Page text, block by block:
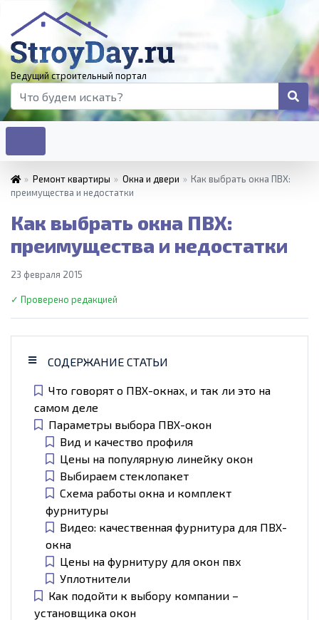
Ведущий строительный портал
» Ремонт квартиры » Окна и двери » Как выбрать окна ПВХ:
преимущества и недостатки
Как выбрать окна ПВХ:
преимущества и недостатки
23 февраля 2015
✓ Проверено редакцией
СОДЕРЖАНИЕ СТАТЬИ
Что говорят о ПВХ-окнах, и так ли это на
самом деле
Параметры выбора ПВХ-окон
Вид и качество профиля
Цены на популярную линейку окон
Выбираем стеклопакет
Схема работы окна и комплект
фурнитуры
Видео: качественная фурнитура для ПВХ-
окна
Цены на фурнитуру для окон пвх
Уплотнители
Как подойти к выбору компании –
установщика окон